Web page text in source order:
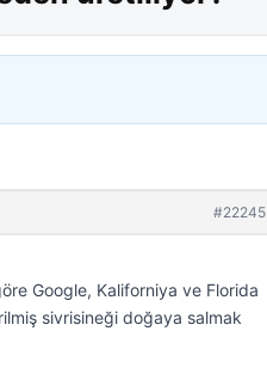
#22245
Google, Kaliforniya ve Florida
sivrisineği doğaya salmak